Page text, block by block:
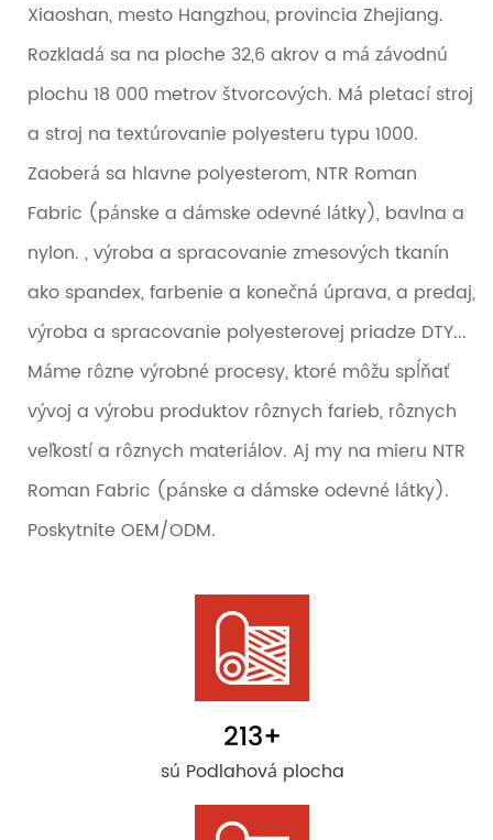
Xiaoshan, mesto Hangzhou, provincia Zhejiang.
Rozkladá sa na ploche 32,6 akrov a má závodnú
plochu 18 000 metrov štvorcových. Má pletací stroj
a stroj na textúrovanie polyesteru typu 1000.
Zaoberá sa hlavne polyesterom, NTR Roman
Fabric (pánske a dámske odevné látky), bavlna a
nylon. , výroba a spracovanie zmesových tkanín
ako spandex, farbenie a konečná úprava, a predaj,
výroba a spracovanie polyesterovej priadze DTY...
Máme rôzne výrobné procesy, ktoré môžu spĺňať
vývoj a výrobu produktov rôznych farieb, rôznych
veľkostí a rôznych materiálov. Aj my na mieru NTR
Roman Fabric (pánske a dámske odevné látky).
Poskytnite OEM/ODM.
213+
sú Podlahová plocha